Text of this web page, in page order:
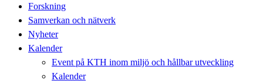
Forskning
Samverkan och nätverk
Nyheter
Kalender
Event på KTH inom miljö och hållbar utveckling
Kalender